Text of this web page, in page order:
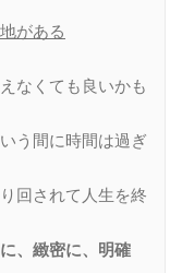
がある
なくても良いかも
う間に時間は過ぎ
回されて人生を終
、緻密に、明確